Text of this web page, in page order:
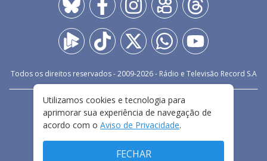
Todos os direitos reservados - 2009-2026- Rádio e Televisão Record S.A
FALE CONOSCO
PRIVACIDADE
TERMOS E CONDIÇÕES DE USO
Utilizamos cookies e tecnologia para
aprimorar sua experiência de navegação de
acordo com o Aviso de Privacidade.
FECHAR